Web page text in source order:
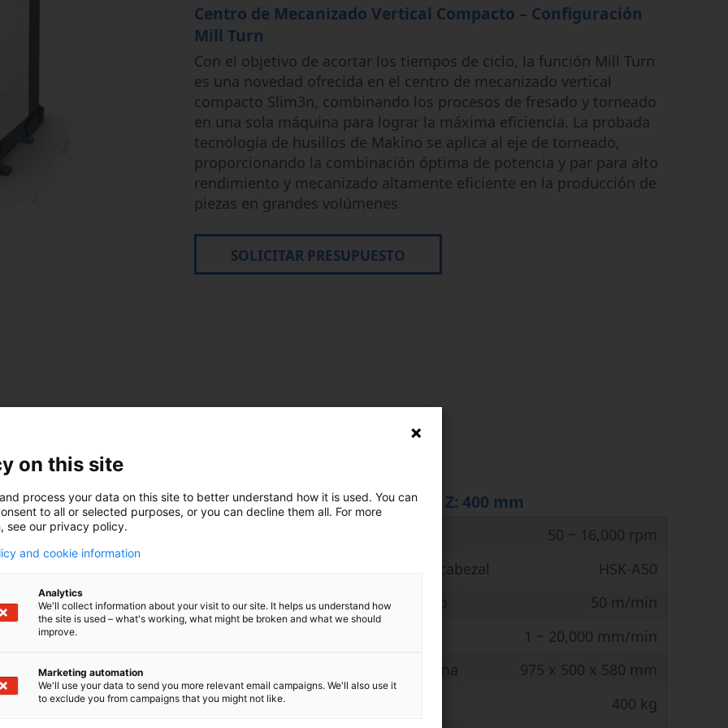
Semi-Conductor
Centro de Mecanizado Vertical Compacto – Configuración
Mill Turn
Con el objetivo de acortar los tiempos de ciclo, la función Mill Turn
es una novedad ofrecida en el centro de mecanizado vertical
compacto Slim3n, combinando los procesos de fresado y torneado
en una sola máquina para lograr la máxima eficiencia. La probada
tecnología de husillos de Makino se aplica al eje de torneado,
proporcionando la combinación óptima de potencia y par para alto
rendimiento y mecanizado altamente eficiente en la producción de
piezas en grandes volúmenes.
SOLICITAR PRESUPUESTO
técnicas
dos configuraciones
de dos grupos
ambos mundos”
fresado y otra para
principalmente a
del proceso, lo que es
Dado que
dentro de una
al final de
y torneado
X: 500 mm Y: 400 mm Z: 400 mm
50 ~ 16,000 rpm
Cono de contacto del cabezal
HSK-A50
Desplazamiento rápido
50 m/min
1 ~ 20,000 mm/min
Pieza de trabajo máxima
975 x 500 x 580 mm
400 kg
on this site
process your data on this site to better understand how it is used. You can
to all or selected purposes, or you can decline them all. For more
see our privacy policy.
and cookie information
Analytics
We'll collect information about your visit to our site. It helps us understand how
the site is used – what's working, what might be broken and what we should
improve.
Marketing automation
We'll use your data to send you more relevant email campaigns. We'll also use it
to exclude you from campaigns that you might not like.